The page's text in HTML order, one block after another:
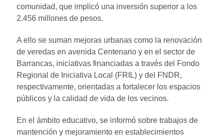
comunidad, que implicó una inversión superior a los
2.456 millones de pesos.
A ello se suman mejoras urbanas como la renovación
de veredas en avenida Centenario y en el sector de
Barrancas, iniciativas financiadas a través del Fondo
Regional de Iniciativa Local (FRIL) y del FNDR,
respectivamente, orientadas a fortalecer los espacios
públicos y la calidad de vida de los vecinos.
En el ámbito educativo, se informó sobre trabajos de
mantención y mejoramiento en establecimientos